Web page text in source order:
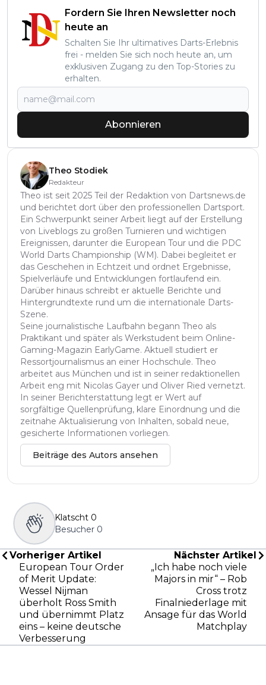
Fordern Sie Ihren Newsletter noch
heute an
Schalten Sie Ihr ultimatives Darts-Erlebnis
frei - melden Sie sich noch heute an, um
exklusiven Zugang zu den Top-Stories zu
erhalten.
Abonnieren
Theo Stodiek
Redakteur
Theo ist seit 2025 Teil der Redaktion von Dartsnews.de
und berichtet dort über den professionellen Dartsport.
Ein Schwerpunkt seiner Arbeit liegt auf der Erstellung
von Liveblogs zu großen Turnieren und wichtigen
Ereignissen, darunter die European Tour und die PDC
World Darts Championship (WM). Dabei begleitet er
das Geschehen in Echtzeit und ordnet Ergebnisse,
Spielverläufe und Entwicklungen fortlaufend ein.
Darüber hinaus schreibt er aktuelle Berichte und
Hintergrundtexte rund um die internationale Darts-
Szene.
Seine journalistische Laufbahn begann Theo als
Praktikant und später als Werkstudent beim Online-
Gaming-Magazin EarlyGame. Aktuell studiert er
Ressortjournalismus an einer Hochschule. Theo
arbeitet aus München und ist in seiner redaktionellen
Arbeit eng mit Nicolas Gayer und Oliver Ried vernetzt.
In seiner Berichterstattung legt er Wert auf
sorgfältige Quellenprüfung, klare Einordnung und die
zeitnahe Aktualisierung von Inhalten, sobald neue,
gesicherte Informationen vorliegen.
Beiträge des Autors ansehen
Klatscht 0
Besucher 0
Vorheriger Artikel
European Tour Order
of Merit Update:
Wessel Nijman
überholt Ross Smith
und übernimmt Platz
eins – keine deutsche
Verbesserung
Nächster Artikel
„Ich habe noch viele
Majors in mir“ – Rob
Cross trotz
Finalniederlage mit
Ansage für das World
Matchplay